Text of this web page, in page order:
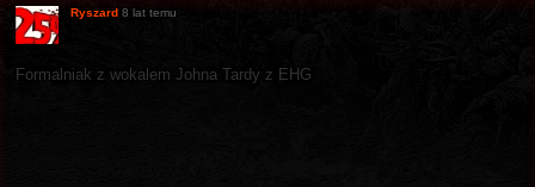
Ryszard 8 lat temu
Formalniak z wokalem Johna Tardy z EHG